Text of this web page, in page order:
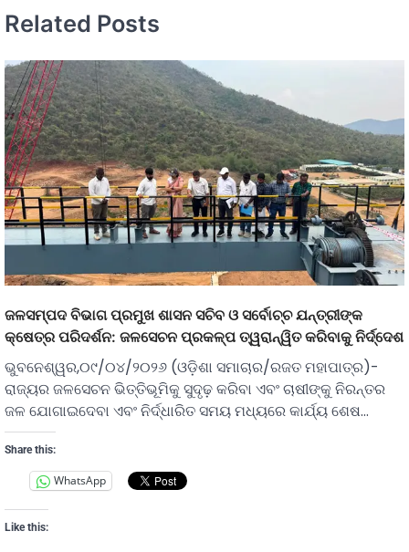
Related Posts
ଜଳସମ୍ପଦ ବିଭାଗ ପ୍ରମୁଖ ଶାସନ ସଚିବ ଓ ସର୍ବୋଚ୍ଚ ଯନ୍ତ୍ରୀଙ୍କ
କ୍ଷେତ୍ର ପରିଦର୍ଶନ: ଜଳସେଚନ ପ୍ରକଳ୍ପ ତ୍ୱରାନ୍ୱିତ କରିବାକୁ ନିର୍ଦ୍ଦେଶ
ଭୁବନେଶ୍ୱର,୦୯/୦୪/୨୦୨୬ (ଓଡ଼ିଶା ସମାଚାର/ରଜତ ମହାପାତ୍ର)-
ରାଜ୍ୟର ଜଳସେଚନ ଭିତ୍ତିଭୂମିକୁ ସୁଦୃଢ଼ କରିବା ଏବଂ ଚାଷୀଙ୍କୁ ନିରନ୍ତର
ଜଳ ଯୋଗାଇଦେବା ଏବଂ ନିର୍ଦ୍ଧାରିତ ସମୟ ମଧ୍ୟରେ କାର୍ଯ୍ୟ ଶେଷ…
Share this:
WhatsApp
Like this: